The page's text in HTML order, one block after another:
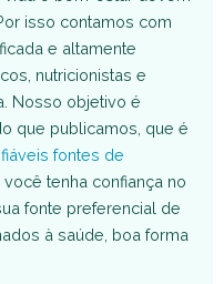
isso contamos com
e altamente
nutricionistas e
Nosso objetivo é
que publicamos, que é
fontes de
você tenha confiança no
fonte preferencial de
à saúde, boa forma